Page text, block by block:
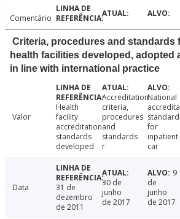
Comentário
Criteria, procedures and standards
health facilities developed, adopted
in line with international practice
Valor
Health
facility
accreditation
standards
developed
Accreditation
criteria,
procedures
and
standards
r
National
for
inpatient
car
Data
31 de
dezembro
de 2011
30 de
junho
de 2017
9
de
junho
de 2017